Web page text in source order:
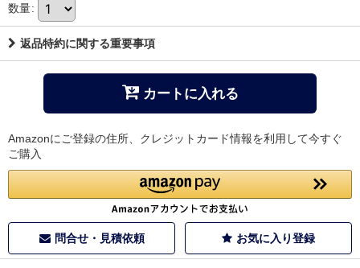
数量:
返品特約に関する重要事項
カートに入れる
Amazonにご登録の住所、クレジットカード情報を利用して今すぐ
ご購入
問合せ・見積依頼 お気に入り登録